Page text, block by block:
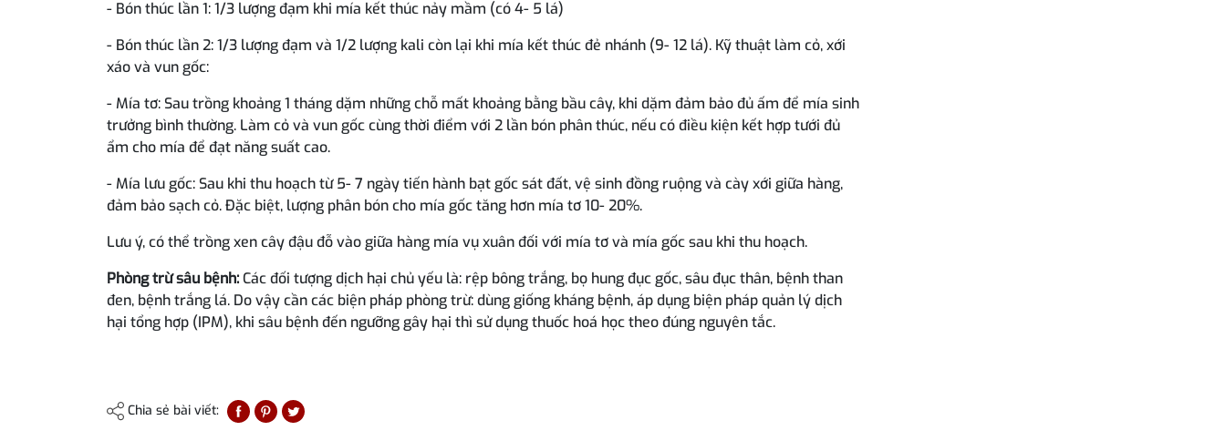
- Bón thúc lần 1: 1/3 lượng đạm khi mía kết thúc nảy mầm (có 4- 5 lá)
- Bón thúc lần 2: 1/3 lượng đạm và 1/2 lượng kali còn lại khi mía kết thúc đẻ nhánh (9- 12 lá). Kỹ thuật làm cỏ, xới
xáo và vun gốc:
- Mía tơ: Sau trồng khoảng 1 tháng dặm những chỗ mất khoảng bằng bầu cây, khi dặm đảm bảo đủ ấm để mía sinh
trưởng bình thường. Làm cỏ và vun gốc cùng thời điểm với 2 lần bón phân thúc, nếu có điều kiện kết hợp tưới đủ
ẩm cho mía để đạt năng suất cao.
- Mía lưu gốc: Sau khi thu hoạch từ 5- 7 ngày tiến hành bạt gốc sát đất, vệ sinh đồng ruộng và cày xới giữa hàng,
đảm bảo sạch cỏ. Đặc biệt, lượng phân bón cho mía gốc tăng hơn mía tơ 10- 20%.
Lưu ý, có thể trồng xen cây đậu đỗ vào giữa hàng mía vụ xuân đối với mía tơ và mía gốc sau khi thu hoạch.
Phòng trừ sâu bệnh:Các đối tượng dịch hại chủ yếu là: rệp bông trắng, bọ hung đục gốc, sâu đục thân, bệnh than
đen, bệnh trắng lá. Do vậy cần các biện pháp phòng trừ: dùng giống kháng bệnh, áp dụng biện pháp quản lý dịch
hại tổng hợp (IPM), khi sâu bệnh đến ngưỡng gây hại thì sử dụng thuốc hoá học theo đúng nguyên tắc.
Chia sẻ bài viết: